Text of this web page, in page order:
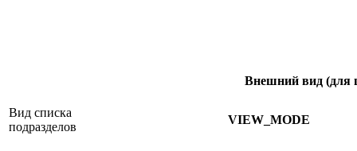
Внешний вид(для
Вид списка
подразделов
VIEW_MODE